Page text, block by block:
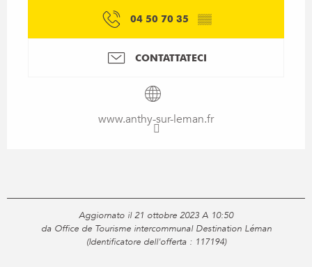
04 50 70 35 ▒▒
CONTATTATECI
www.anthy-sur-leman.fr
Aggiornato il 21 ottobre 2023 A 10:50
da Office de Tourisme intercommunal Destination Léman
(Identificatore dell'offerta : 117194)